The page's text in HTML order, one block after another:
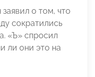
о том, что
сократились
«Ъ» спросил
ли они это на